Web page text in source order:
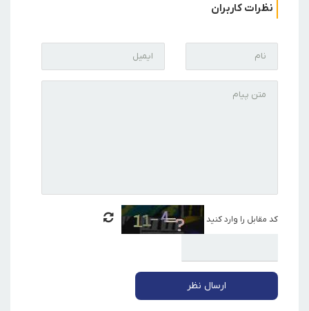
نظرات کاربران
کد مقابل را وارد کنید
ارسال نظر